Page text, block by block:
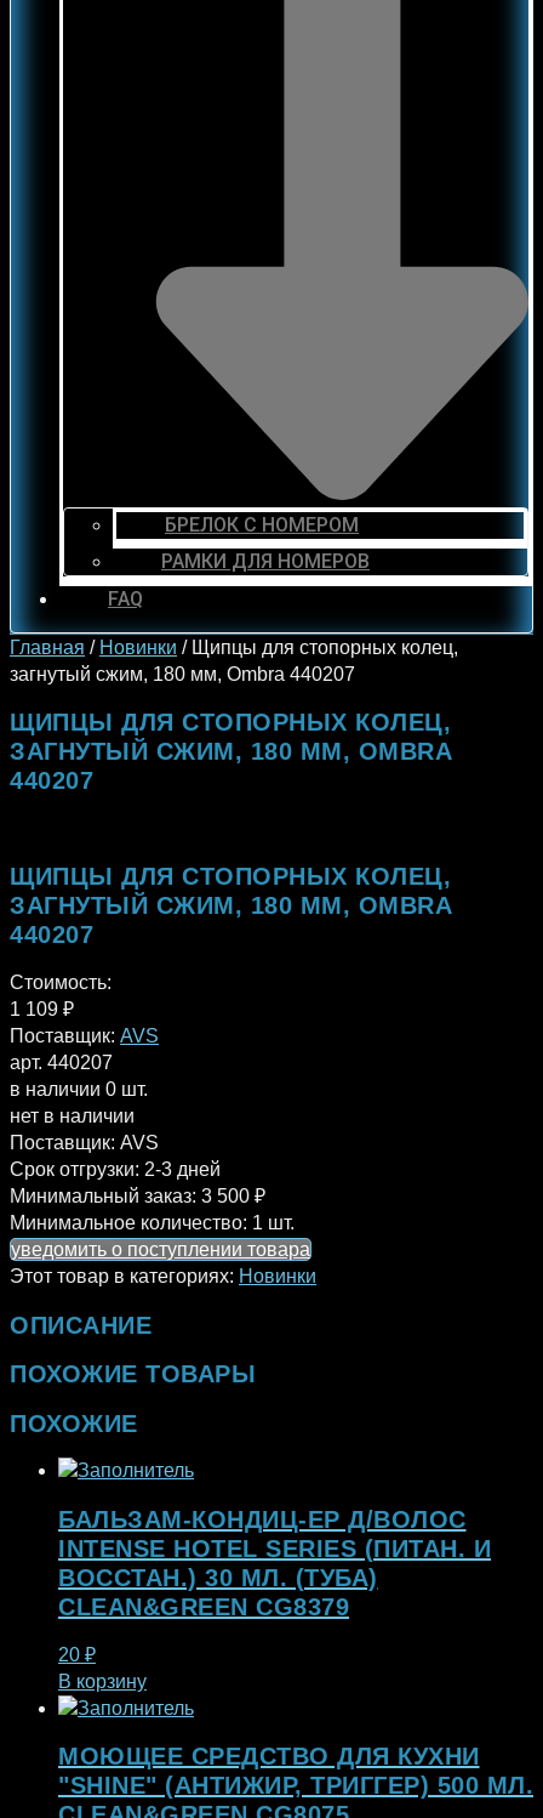
БРЕЛОК С НОМЕРОМ
РАМКИ ДЛЯ НОМЕРОВ
FAQ
Главная / Новинки / Щипцы для стопорных колец,
загнутый сжим, 180 мм, Ombra 440207
ЩИПЦЫ ДЛЯ СТОПОРНЫХ КОЛЕЦ,
ЗАГНУТЫЙ СЖИМ, 180 ММ, OMBRA
440207
ЩИПЦЫ ДЛЯ СТОПОРНЫХ КОЛЕЦ,
ЗАГНУТЫЙ СЖИМ, 180 ММ, OMBRA
440207
Стоимость:
1 109 ₽
Поставщик: AVS
арт. 440207
в наличии 0 шт.
нет в наличии
Поставщик: AVS
Срок отгрузки: 2-3 дней
Минимальный заказ: 3 500 ₽
Минимальное количество: 1 шт.
уведомить о поступлении товара
Этот товар в категориях: Новинки
ОПИСАНИЕ
ПОХОЖИЕ ТОВАРЫ
ПОХОЖИЕ
БАЛЬЗАМ-КОНДИЦ-ЕР Д/ВОЛОС
INTENSE HOTEL SERIES (ПИТАН. И
ВОССТАН.) 30 МЛ. (ТУБА)
CLEAN&GREEN CG8379
20 ₽
В корзину
МОЮЩЕЕ СРЕДСТВО ДЛЯ КУХНИ
"SHINE" (АНТИЖИР, ТРИГГЕР) 500 МЛ.